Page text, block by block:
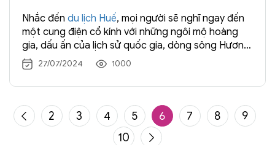
Nhắc đến du lịch Huế, mọi người sẽ nghĩ ngay đến
một cung điện cổ kính với những ngôi mộ hoàng
gia, dấu ấn của lịch sử quốc gia, dòng sông Hương
dễ chịu và thơ mộng cũng như bầu không khí trong
lành.
27/07/2024 1000
2 3 4 5 6 7 8
9
10